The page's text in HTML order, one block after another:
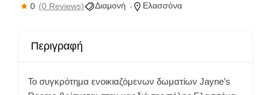
0 (0 Reviews) Διαμονή Ελασσόνα
Περιγραφή
Το συγκρότημα ενοικιαζόμενων δωματίων Jayne’s